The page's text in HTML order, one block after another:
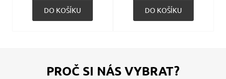
PROČ SI NÁS VYBRAT?